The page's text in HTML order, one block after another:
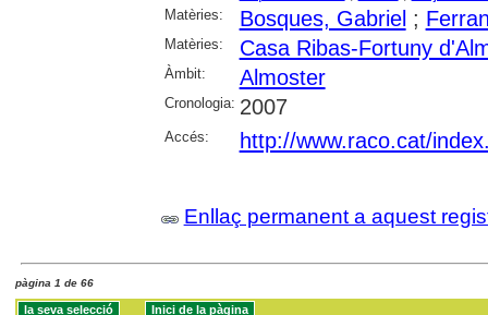
Matèries:
Bosques, Gabriel ;
Matèries: Casa Ribas-Fortuny
Àmbit: Almoster
Cronologia: 2007
Accés: http://www.raco.cat/
Enllaç permanent a aquest
pàgina 1 de 66